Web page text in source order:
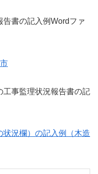
書の記入例Wordファ
工事監理状況報告書の記
状況欄）の記入例（木造